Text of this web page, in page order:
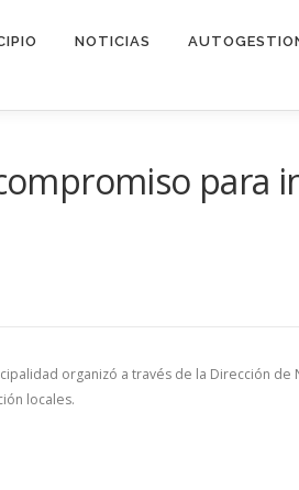
NOTICIAS
para
organizó a través de la Dirección de
locales.